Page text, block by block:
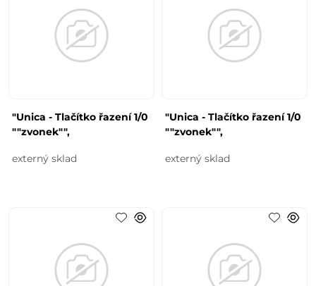
"Unica - Tlačítko řazení 1/0
""zvonek"",
externý sklad
"Unica - Tlačítko řazení 1/0
""zvonek"",
externý sklad